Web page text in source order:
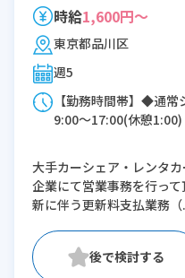
時給1,600円～
東京都品川区
週5
【勤務時間帯】◆通常
9:00〜17:00(休憩1:00)
※残業：0〜5時間程度/
大手カーシェア・レンタ
企業にて営業事務を行っ
新に伴う更新料支払業務（